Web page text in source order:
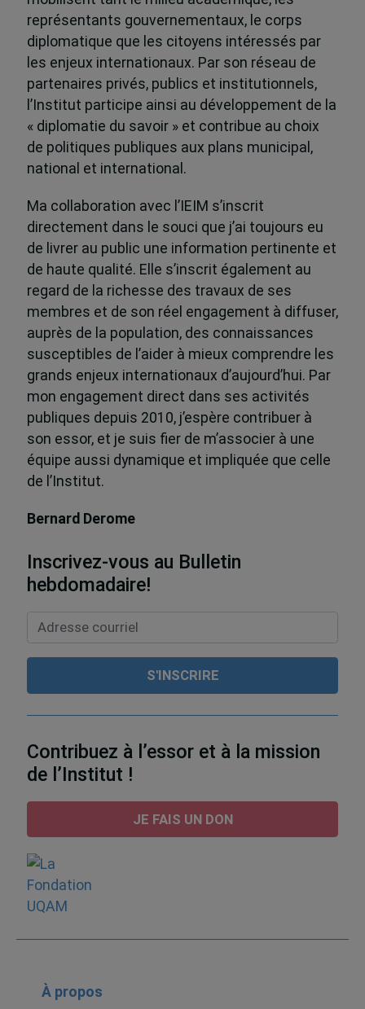
représentants gouvernementaux, le corps
diplomatique que les citoyens intéressés par
les enjeux internationaux. Par son réseau de
partenaires privés, publics et institutionnels,
l’Institut participe ainsi au développement de la
« diplomatie du savoir » et contribue au choix
de politiques publiques aux plans municipal,
national et international.
Ma collaboration avec l’IEIM s’inscrit
directement dans le souci que j’ai toujours eu
de livrer au public une information pertinente et
de haute qualité. Elle s’inscrit également au
regard de la richesse des travaux de ses
membres et de son réel engagement à diffuser,
auprès de la population, des connaissances
susceptibles de l’aider à mieux comprendre les
grands enjeux internationaux d’aujourd’hui. Par
mon engagement direct dans ses activités
publiques depuis 2010, j’espère contribuer à
son essor, et je suis fier de m’associer à une
équipe aussi dynamique et impliquée que celle
de l’Institut.
Bernard Derome
Inscrivez-vous au Bulletin
hebdomadaire!
Contribuez à l’essor et à la mission
de l’Institut !
JE FAIS UN DON
À propos